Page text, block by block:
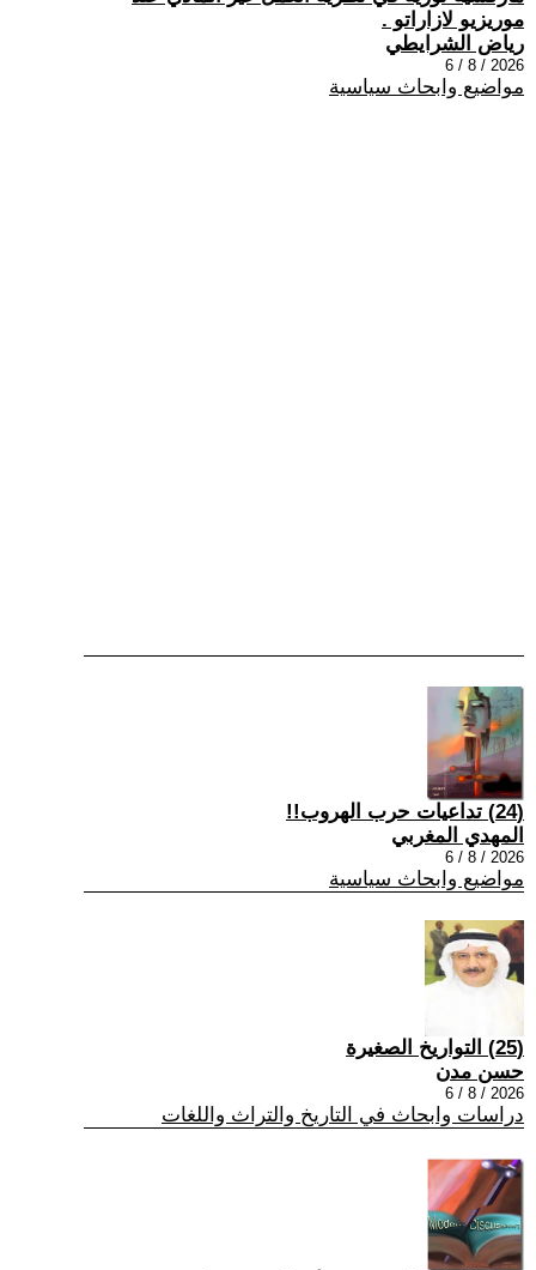
موريزيو لازاراتو .
رياض الشرايطي
2026 / 8 / 6
مواضيع وابحاث سياسية
(24) تداعيات حرب الهروب!!
المهدي المغربي
2026 / 8 / 6
مواضيع وابحاث سياسية
(25) التواريخ الصغيرة
حسن مدن
2026 / 8 / 6
دراسات وابحاث في التاريخ والتراث واللغات